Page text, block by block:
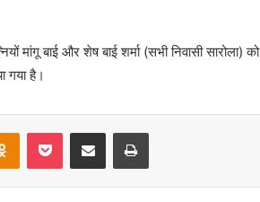
मांगू बाई और शेष बाई शर्मा (सभी निवासी सारोला) को
गया‌‌ है।
Odnoklassniki
Pocket Share via Email Print